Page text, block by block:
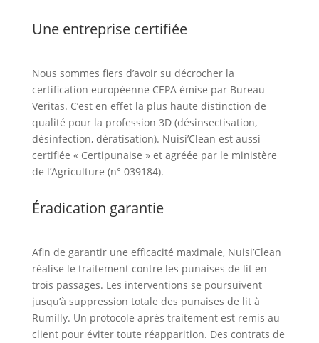
Une entreprise certifiée
Nous sommes fiers d’avoir su décrocher la
certification européenne CEPA émise par Bureau
Veritas. C’est en effet la plus haute distinction de
qualité pour la profession 3D (désinsectisation,
désinfection, dératisation). Nuisi’Clean est aussi
certifiée « Certipunaise » et agréée par le ministère
de l’Agriculture (n° 039184).
Éradication garantie
Afin de garantir une efficacité maximale, Nuisi’Clean
réalise le traitement contre les punaises de lit en
trois passages. Les interventions se poursuivent
jusqu’à suppression totale des punaises de lit à
Rumilly. Un protocole après traitement est remis au
client pour éviter toute réapparition. Des contrats de